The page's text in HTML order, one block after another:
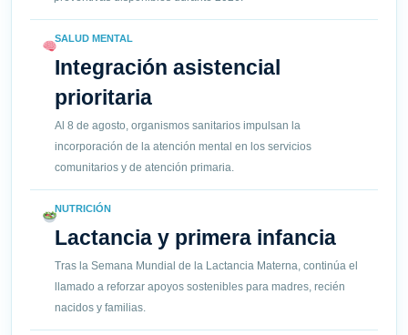
SALUD MENTAL
Integración asistencial
prioritaria
Al 8 de agosto, organismos sanitarios impulsan la
incorporación de la atención mental en los servicios
comunitarios y de atención primaria.
NUTRICIÓN
Lactancia y primera infancia
Tras la Semana Mundial de la Lactancia Materna, continúa el
llamado a reforzar apoyos sostenibles para madres, recién
nacidos y familias.